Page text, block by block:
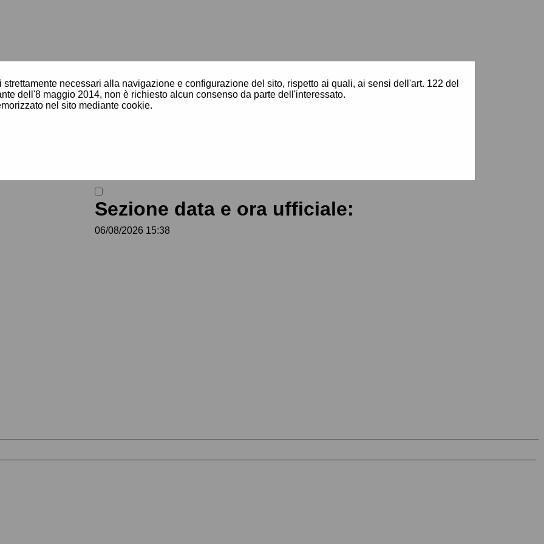
[V]
Sezione data e ora ufficiale:
06/08/2026 15:38
necessari alla navigazione e configurazione del sito, rispetto ai quali, ai sensi dell'art. 122 del
dell'8 maggio 2014, non è richiesto alcun consenso da parte dell'interessato.
nel sito mediante cookie.